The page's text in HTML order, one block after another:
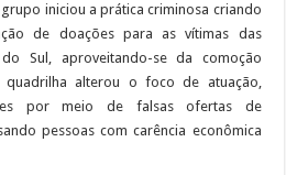
iniciou a prática criminosa criando
de doações para as vítimas das
Sul, aproveitando-se da comoção
quadrilha alterou o foco de atuação,
por meio de falsas ofertas de
pessoas com carência econômica